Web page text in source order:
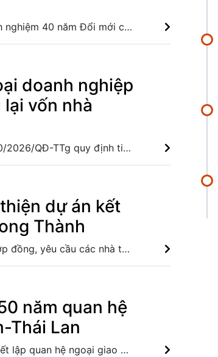
Lãnh đạo Lào ��ánh giá cao kinh nghiệm 40 năm Đổi mới của Việt Nam trong xây dựng nền kinh tế độc lập, tự chủ; là nguồn tham khảo quan trọng để hoàn thiện chính sách và thúc đẩy hợp tác song phương. Việt Nam và Lào thúc đẩy hợp tác khoa học Việt Nam-Lào đẩy mạnh hợp tác toàn diện về quốc phòng Việt Nam-Lào đẩy mạnh hợp tác về lý luận và chính trị
doanh nghiệp
vốn nhà
Thủ tướng ban hành Quyết định 40/2026/QĐ-TTg quy định tiêu chí phân loại doanh nghiệp theo ngành, lĩnh vực và tỷ lệ vốn nhà nước nắm giữ, làm cơ sở sắp xếp, cơ cấu lại vốn nhà nước hiệu quả hơn. Chọn đúng đầu tàu: Danh mục doanh nghiệp nhà nước mạnh và bài toán giao nhiệm vụ Khơi thông thể chế để doanh nghiệp Nhà nước dẫn dắt tăng trưởng Động lực từ doanh nghiệp nhà nước với mục tiêu tăng trưởng 2 con số
dự án kết
Thành
Đồng Nai ra thông báo vi phạm hợp đồng, yêu cầu các nhà thầu chậm tiến độ cao tốc Biên Hòa-Vũng Tàu và Vành đai 3 khẩn trương tăng cường nhân lực để về đích vào tháng 9/2026. Hoàn thiện nhà ga, sẵn sàng vận hành thử nghiệm sân bay Long Thành Tập trung hoàn thiện nhà ga, sẵn sàng vận hành thử nghiệm Sân bay Long Thành Cục Hàng không nói về lộ trình khai thác Sân bay Long Thành và Tân Sơn Nhất
năm quan hệ
Thái Lan
Nhân dịp kỷ niệm 50 năm ngày thiết lập quan hệ ngoại giao Việt Nam-Thái Lan, ngày 6/8/2026, Thủ tướng Chính phủ Lê Minh Hưng đã gửi Thư mừng đến Thủ tướng Thái Lan Anutin Charnvirakul. Việt Nam-Thái Lan nhất trí thúc đẩy triển khai thực chất Chiến lược "Ba kết nối" Kim ngạch thương mại song phương giữa hai nước Việt Nam và Thái Lan Chủ tịch Quốc hội Thái Lan dự khai mạc Triển lãm 50 năm quan hệ ngoại giao Việt Nam-Thái Lan